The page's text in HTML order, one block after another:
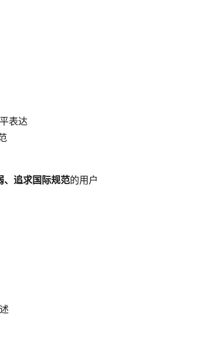
表达
、追求国际规范的用户